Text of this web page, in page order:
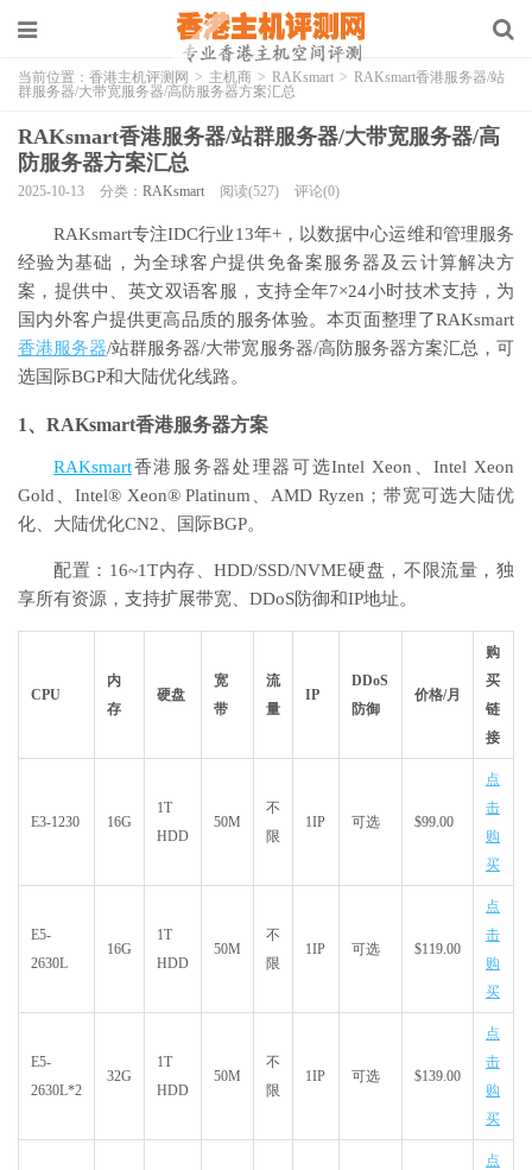
当前位置： 香港主机评测网 > 主机商 > RAKsmart > RAKsmart香港服务器/站
群服务器/大带宽服务器/高防服务器方案汇总
RAKsmart香港服务器/站群服务器/大带宽服务器/高
防服务器方案汇总
2025-10-13 分类： RAKsmart 阅读(527) 评论(0)
RAKsmart专注IDC行业13年+，以数据中心运维和管理服务
经验为基础，为全球客户提供免备案服务器及云计算解决方
案，提供中、英文双语客服，支持全年7×24小时技术支持，为
国内外客户提供更高品质的服务体验。本页面整理了RAKsmart
香港服务器/站群服务器/大带宽服务器/高防服务器方案汇总，可
选国际BGP和大陆优化线路。
1、RAKsmart香港服务器方案
RAKsmart香港服务器处理器可选Intel Xeon、Intel Xeon
Gold、Intel® Xeon® Platinum、AMD Ryzen；带宽可选大陆优
化、大陆优化CN2、国际BGP。
配置：16~1T内存、HDD/SSD/NVME硬盘，不限流量，独
享所有资源，支持扩展带宽、DDoS防御和IP地址。
CPU
内
存
硬盘
宽
带
流
量
IP
DDoS
防御
价格/月
购
买
链
接
E3-1230 16G
1T
HDD
50M
不
限
1IP 可选 $99.00
点
击
购
买
E5-
2630L
16G
1T
HDD
50M
不
限
1IP 可选 $119.00
点
击
购
买
E5-
2630L*2
32G
1T
HDD
50M
不
限
1IP 可选 $139.00
点
击
购
买
点